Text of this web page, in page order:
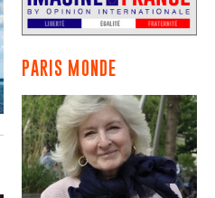
PARIS MONDE